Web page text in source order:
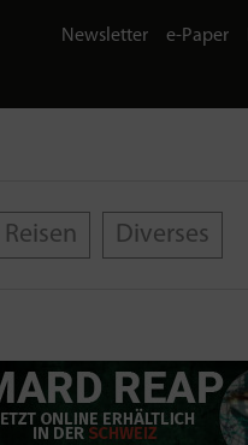
Newsletter e-Paper
Reisen Diverses